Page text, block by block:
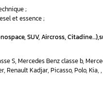
– W166)
du